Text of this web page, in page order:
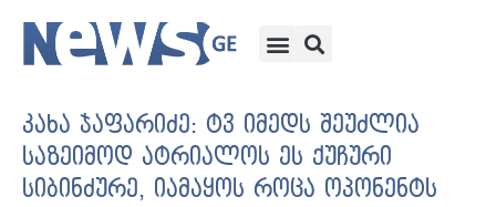
კახა ჯაფარიძე: ტვ იმედს შეუძლია
საზეიმოდ ატრიალოს ეს ქუჩური
სიბინძურე, იამაყოს როცა ოპონენტს